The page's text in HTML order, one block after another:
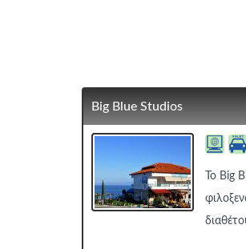
Big Blue Studios
To Big